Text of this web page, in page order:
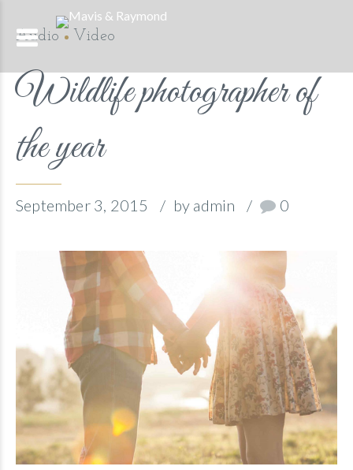
Audio Video
Wildlife photographer of
the year
September 3, 2015 by admin 0